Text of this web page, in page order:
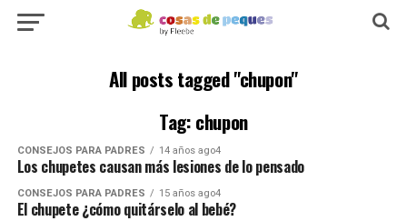
All posts tagged "chupon"
Tag: chupon
CONSEJOS PARA PADRES 14 años ago4
Los chupetes causan más lesiones de lo pensado
CONSEJOS PARA PADRES 15 años ago4
El chupete ¿cómo quitárselo al bebé?